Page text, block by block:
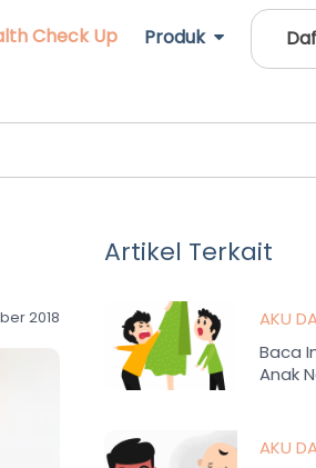
Check Up Produk
2018
Artikel Terkait
AKU
Baca
Anak
AKU